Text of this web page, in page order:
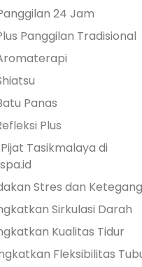
24 Jam
Panggilan Tradisional
Panas
Plus
Tasikmalaya di
Stres dan
Sirkulasi Darah
Kualitas Tidur
Fleksibilitas